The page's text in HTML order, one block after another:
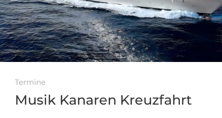
Termine
Musik Kanaren Kreuzfahrt